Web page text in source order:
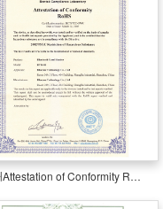
常州Attestation of Conformity RhHS